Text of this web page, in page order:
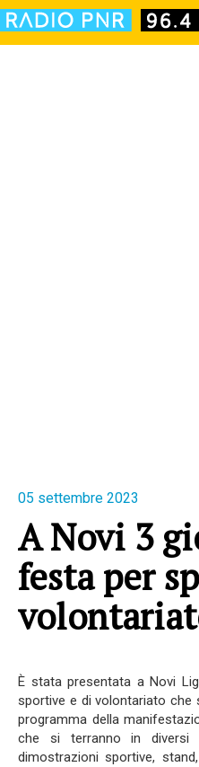
05 settembre 2023
A Novi 3
festa per
È stata presentata a Novi
sportive e di volontariato che
programma della
che si terranno in diversi
dimostrazioni sportive,